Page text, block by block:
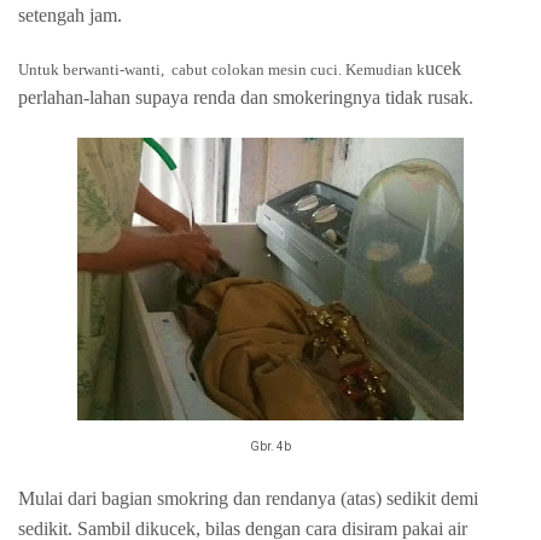
setengah jam.
Untuk berwanti-wanti, cabut colokan mesin cuci. Kemudian kucek
perlahan-lahan supaya renda dan smokeringnya tidak rusak.
Gbr. 4b
Mulai dari bagian smokring dan rendanya (atas) sedikit demi
sedikit. Sambil dikucek, bilas dengan cara disiram pakai air